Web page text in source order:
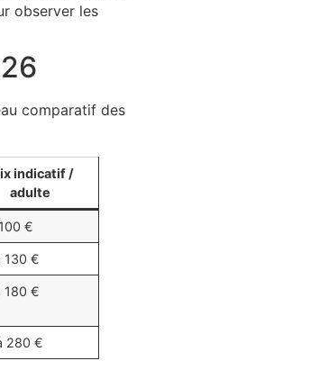
observer les
comparatif des
indicatif /
adulte
€
130 €
180 €
280 €